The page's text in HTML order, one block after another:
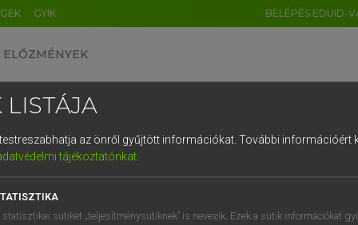
GYIK BELÉPÉS EDUID-
ELŐZMÉNYEK
egyetemes nagyszótár
LISTÁJA
az önről gyűjtött információkat. További információért
tájékoztatónkat.
statisztikai sütiket „teljesítménysütiknek” is nevezik. Ezek a sütik információkat
DE CN FR ES IT NL
1 2 3 4 5 6 7 8 9
q w e r t z u i